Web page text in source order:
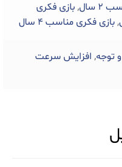
سال ,بازی فکری
,بازی فکری مناسب 4 سال
توجه,افزایش سرعت